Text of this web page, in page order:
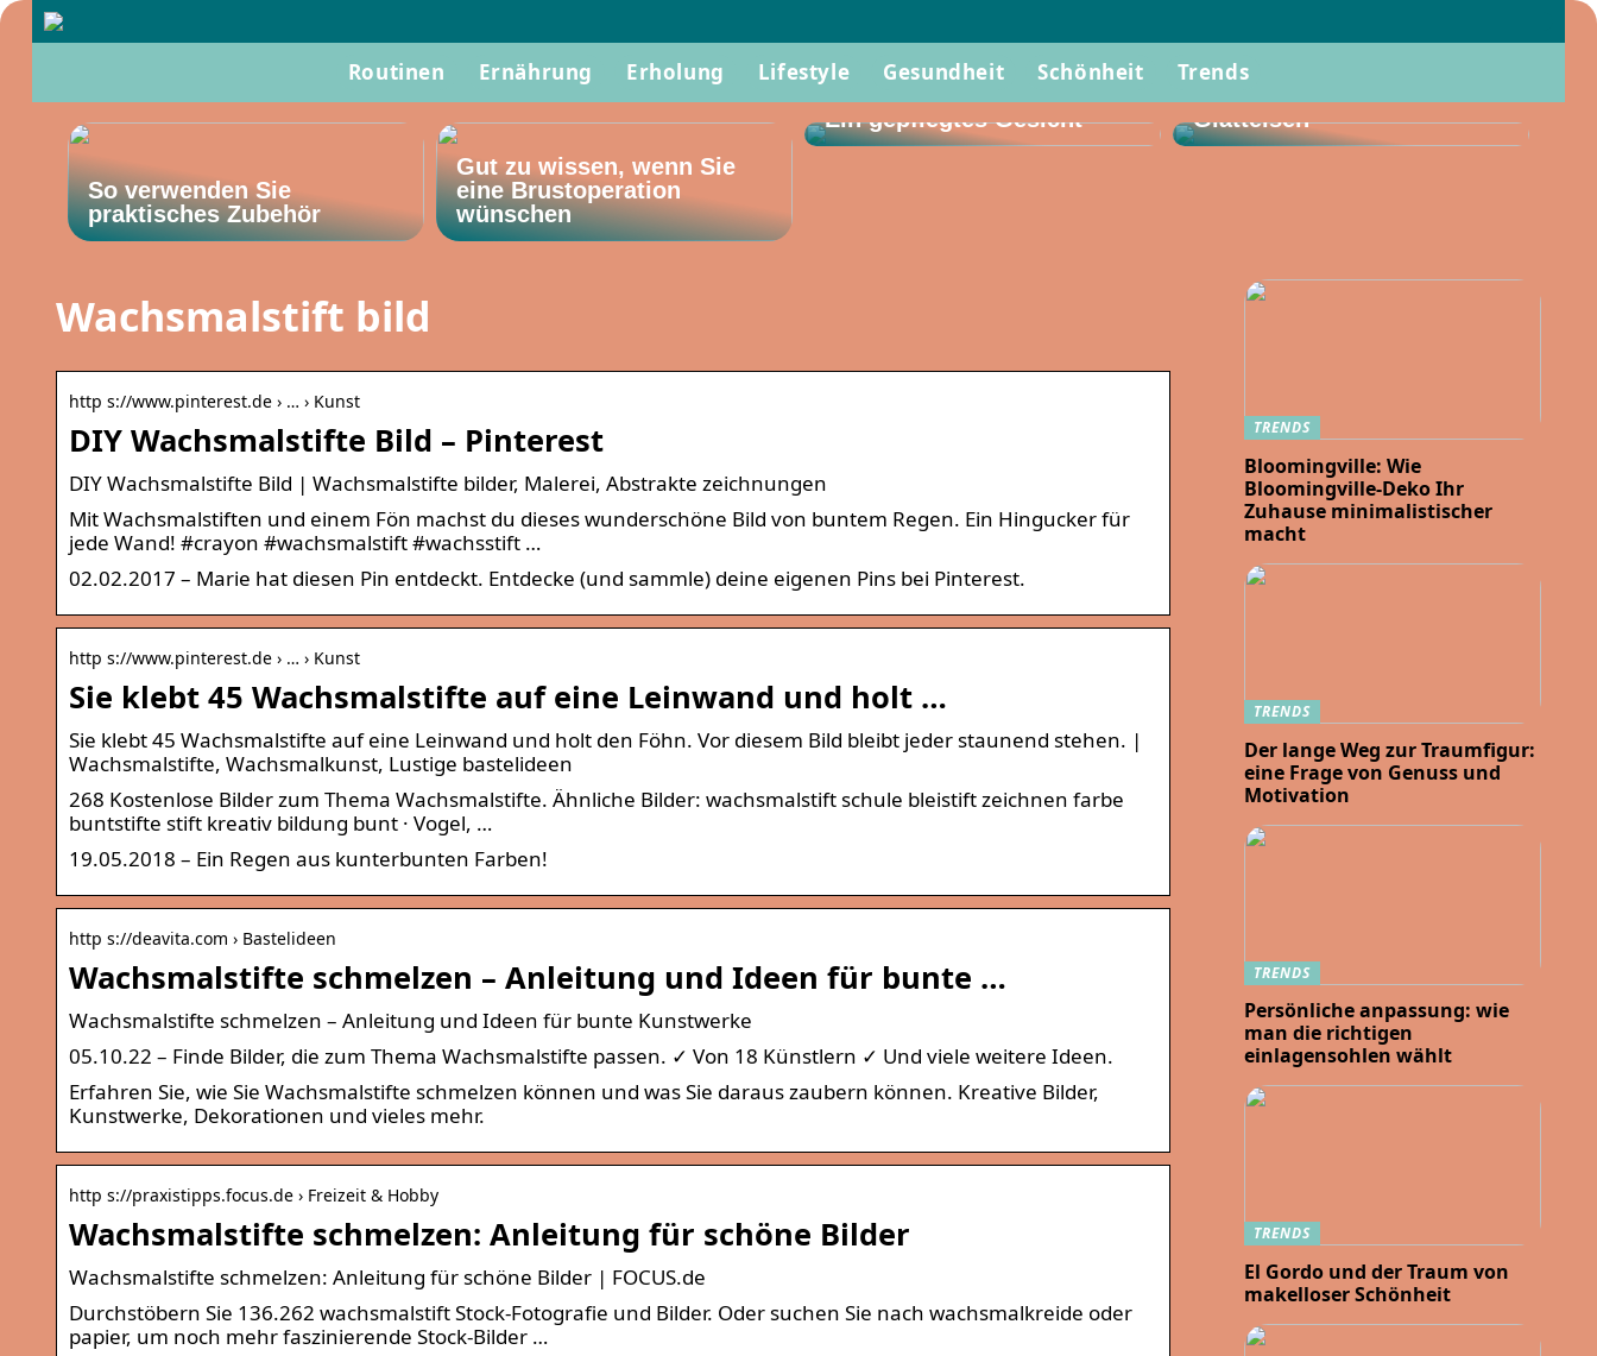
Routinen Ernährung Erholung Lifestyle Gesundheit Schönheit Trends
So verwenden Sie
praktisches Zubehör
Gut zu wissen, wenn Sie
eine Brustoperation
wünschen
Ein gepflegtes Gesicht
Stylen Sie Ihr Haar diesen
Glätteisen
Wachsmalstift bild
http s://www.pinterest.de › … › Kunst
DIY Wachsmalstifte Bild – Pinterest
DIY Wachsmalstifte Bild | Wachsmalstifte bilder, Malerei, Abstrakte zeichnungen
Mit Wachsmalstiften und einem Fön machst du dieses wunderschöne Bild von buntem Regen. Ein Hingucker für
jede Wand! #crayon #wachsmalstift #wachsstift …
02.02.2017 – Marie hat diesen Pin entdeckt. Entdecke (und sammle) deine eigenen Pins bei Pinterest.
http s://www.pinterest.de › … › Kunst
Sie klebt 45 Wachsmalstifte auf eine Leinwand und holt …
Sie klebt 45 Wachsmalstifte auf eine Leinwand und holt den Föhn. Vor diesem Bild bleibt jeder staunend stehen. |
Wachsmalstifte, Wachsmalkunst, Lustige bastelideen
268 Kostenlose Bilder zum Thema Wachsmalstifte. Ähnliche Bilder: wachsmalstift schule bleistift zeichnen farbe
buntstifte stift kreativ bildung bunt · Vogel, …
19.05.2018 – Ein Regen aus kunterbunten Farben!
http s://deavita.com › Bastelideen
Wachsmalstifte schmelzen – Anleitung und Ideen für bunte …
Wachsmalstifte schmelzen – Anleitung und Ideen für bunte Kunstwerke
05.10.22 – Finde Bilder, die zum Thema Wachsmalstifte passen. ✓ Von 18 Künstlern ✓ Und viele weitere Ideen.
Erfahren Sie, wie Sie Wachsmalstifte schmelzen können und was Sie daraus zaubern können. Kreative Bilder,
Kunstwerke, Dekorationen und vieles mehr.
http s://praxistipps.focus.de › Freizeit & Hobby
Wachsmalstifte schmelzen: Anleitung für schöne Bilder
Wachsmalstifte schmelzen: Anleitung für schöne Bilder | FOCUS.de
Durchstöbern Sie 136.262 wachsmalstift Stock-Fotografie und Bilder. Oder suchen Sie nach wachsmalkreide oder
papier, um noch mehr faszinierende Stock-Bilder …
TRENDS
Bloomingville: Wie
Bloomingville-Deko Ihr
Zuhause minimalistischer
macht
TRENDS
Der lange Weg zur Traumfigur:
eine Frage von Genuss und
Motivation
TRENDS
Persönliche anpassung: wie
man die richtigen
einlagensohlen wählt
TRENDS
El Gordo und der Traum von
makelloser Schönheit